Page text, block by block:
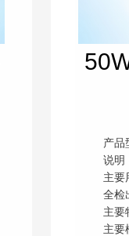
产品
说明：50W
主要用于植物
全检
主要特点
主要模